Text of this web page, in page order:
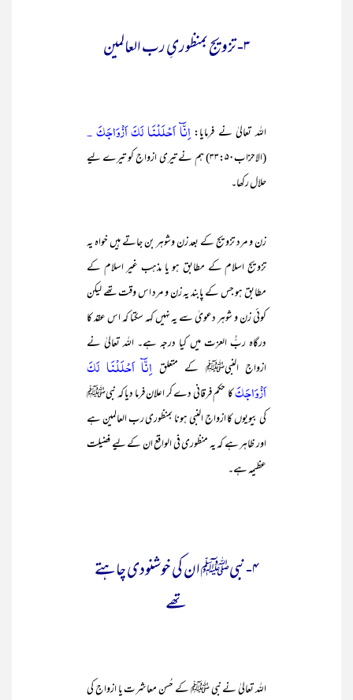
۳- تزویج بمنظوریِ رب العالمین
اللہ تعالیٰ نے فرمایا:اِنَّآ اَحْلَلْنَا لَكَ اَزْوَاجَكَ ۔
(الاحزاب۳۳:۵۰) ہم نے تیری ازواج کو تیرے لیے
حلال رکھا۔
زن و مرد تزویج کے بعد زن وشوہر بن جاتے ہیں خواہ یہ
تزویج اسلام کے مطابق ہو یا مذہب غیر اسلام کے
مطابق ہو جس کے پابند یہ زن و مرد اس وقت تھے لیکن
کوئی زن و شوہر دعویٰ سے یہ نہیں کہہ سکتا کہ اس عقد کا
درگاہ ربُّ العزت میں کیا درجہ ہے۔ اللہ تعالیٰ نے
ازواج النبیﷺ کے متعلق اِنَّآ اَحْلَلْنَا لَكَ
اَزْوَاجَكَکا حکم فرقانی دے کر اعلان فرما دیا کہ نبیﷺ
کی بیویوں کا ازواج النبی ہونا بمنظوری رب العالمین ہے
اور ظاہر ہے کہ یہ منظوری فی الواقع ان کے لیے فضیلت
عظیمہ ہے۔
۴- نبیﷺ ان کی خوشنودی چاہتے
تھے
اللہ تعالیٰ نے نبی ﷺ کے حُسن معاشرت یا ازواج کی